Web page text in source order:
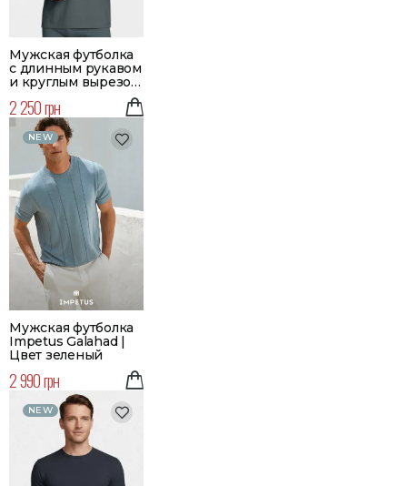
Мужская футболка
с длинным рукавом
и круглым вырезом
2 250 грн
NEW
Мужская футболка
Impetus Galahad |
Цвет зеленый
2 990 грн
NEW